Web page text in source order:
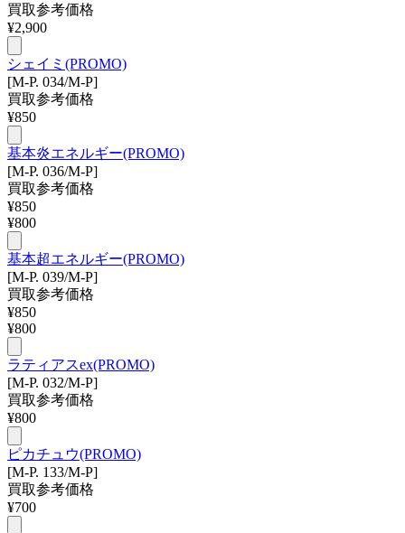
買取参考価格
¥2,900
シェイミ(PROMO)
[M-P. 034/M-P]
買取参考価格
¥850
基本炎エネルギー(PROMO)
[M-P. 036/M-P]
買取参考価格
¥850
¥800
基本超エネルギー(PROMO)
[M-P. 039/M-P]
買取参考価格
¥850
¥800
ラティアスex(PROMO)
[M-P. 032/M-P]
買取参考価格
¥800
ピカチュウ(PROMO)
[M-P. 133/M-P]
買取参考価格
¥700